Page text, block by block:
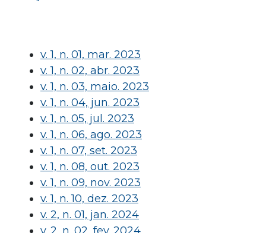
v. 1, n. 01, mar. 2023
v. 1, n. 02, abr. 2023
v. 1, n. 03, maio. 2023
v. 1, n. 04, jun. 2023
v. 1, n. 05, jul. 2023
v. 1, n. 06, ago. 2023
v. 1, n. 07, set. 2023
v. 1, n. 08, out. 2023
v. 1, n. 09, nov. 2023
v. 1, n. 10, dez. 2023
v. 2, n. 01, jan. 2024
v. 2, n. 02, fev. 2024